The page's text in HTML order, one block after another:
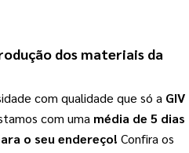
com qualidade que só a GIV
com uma média de 5 dias
o seu endereço! Confira os